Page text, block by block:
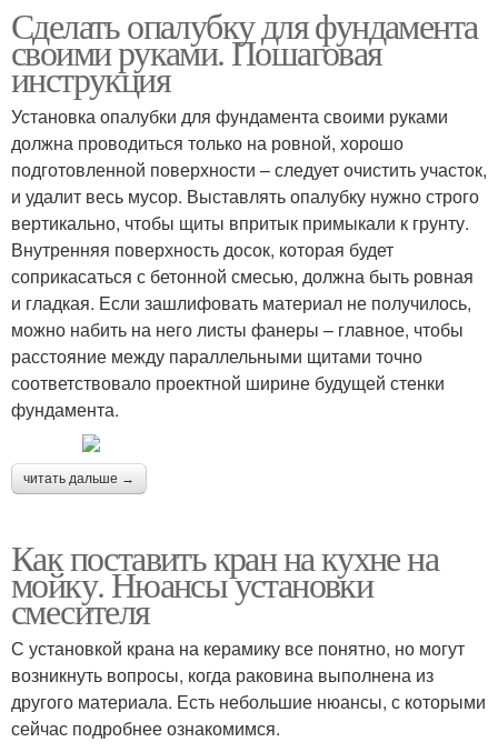
Сделать опалубку для фундамента
своими руками. Пошаговая
инструкция
Установка опалубки для фундамента своими руками
должна проводиться только на ровной, хорошо
подготовленной поверхности – следует очистить участок,
и удалит весь мусор. Выставлять опалубку нужно строго
вертикально, чтобы щиты впритык примыкали к грунту.
Внутренняя поверхность досок, которая будет
соприкасаться с бетонной смесью, должна быть ровная
и гладкая. Если зашлифовать материал не получилось,
можно набить на него листы фанеры – главное, чтобы
расстояние между параллельными щитами точно
соответствовало проектной ширине будущей стенки
фундамента.
читать дальше →
Как поставить кран на кухне на
мойку. Нюансы установки
смесителя
С установкой крана на керамику все понятно, но могут
возникнуть вопросы, когда раковина выполнена из
другого материала. Есть небольшие нюансы, с которыми
сейчас подробнее ознакомимся.